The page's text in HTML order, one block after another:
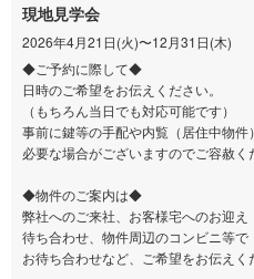
現地見学会
2026年4月21日(火)〜12月31日(木)
◆ご予約に際して◆
日時のご希望をお伝えください。
（もちろん当日でも対応可能です）
事前に鍵等の手配や内覧（居住中物件
必要な場合がございますのでご容赦く
◆物件のご案内は◆
弊社へのご来社、お客様宅へのお迎え
待ち合わせ、物件周辺のコンビニ等で
お待ち合わせなど、ご希望をお伝えく